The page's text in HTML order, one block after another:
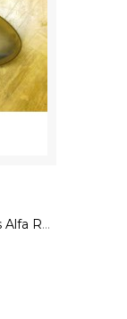
Außenspiegel Seitenspiegel links Alfa Romeo 147 Fahrerseite elektrisch